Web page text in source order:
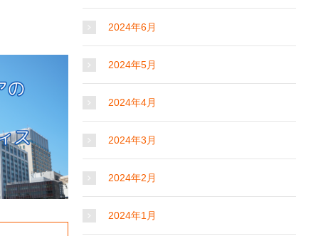
2024年6月
2024年5月
2024年4月
2024年3月
2024年2月
2024年1月